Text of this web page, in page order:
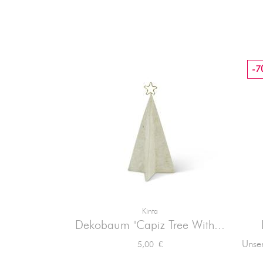
Kinta
Dekobaum "Capiz Tree With...
Preis
5,00 €
Vorschau
-